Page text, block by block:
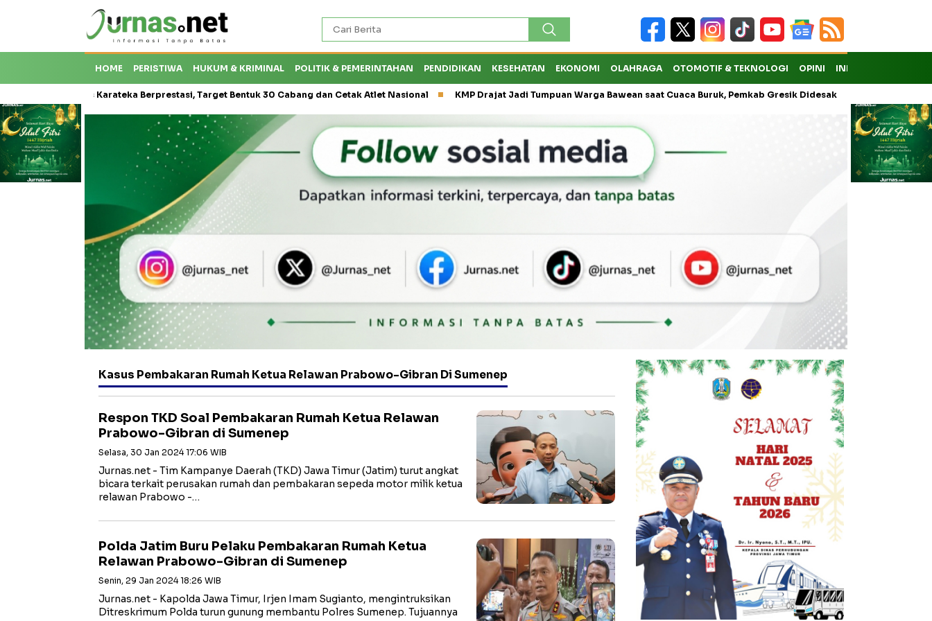
HOME PERISTIWA HUKUM & KRIMINAL POLITIK & PEMERINTAHAN PENDIDIKAN KESEHATAN EKONOMI OLAHRAGA OTOMOTIF & TEKNOLOGI OPINI INDEKS
Krisis Karateka Berprestasi, Target Bentuk 30 Cabang dan Cetak Atlet Nasional KMP Drajat Jadi Tumpuan Warga Bawean saat Cuaca Buruk, Pemkab Gresik Didesak Buka Layanan Reguler
Kasus Pembakaran Rumah Ketua Relawan Prabowo-Gibran Di Sumenep
Respon TKD Soal Pembakaran Rumah Ketua Relawan
Prabowo-Gibran di Sumenep
Selasa, 30 Jan 2024 17:06 WIB
Jurnas.net - Tim Kampanye Daerah (TKD) Jawa Timur (Jatim) turut angkat
bicara terkait perusakan rumah dan pembakaran sepeda motor milik ketua
relawan Prabowo -…
Polda Jatim Buru Pelaku Pembakaran Rumah Ketua
Relawan Prabowo-Gibran di Sumenep
Senin, 29 Jan 2024 18:26 WIB
Jurnas.net - Kapolda Jawa Timur, Irjen Imam Sugianto, mengintruksikan
Ditreskrimum Polda turun gunung membantu Polres Sumenep. Tujuannya